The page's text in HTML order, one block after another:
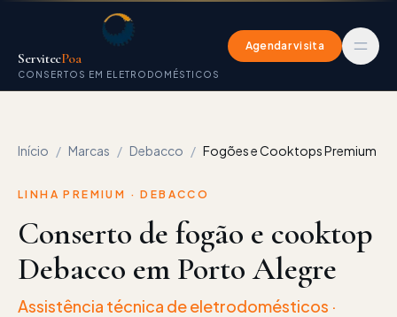
ServitecPoa
CONSERTOS EM ELETRODOMÉSTICOS
Agendar visita
Início / Marcas / Debacco / Fogões e Cooktops Premium
LINHA PREMIUM ·DEBACCO
Conserto de fogão e cooktop
Debacco em Porto Alegre
Assistência técnica de eletrodomésticos ·